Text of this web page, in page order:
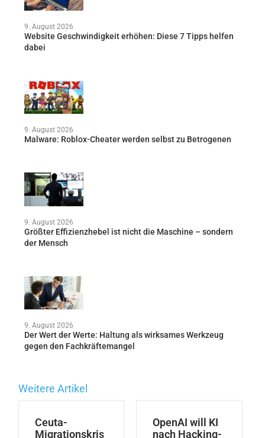
9. August 2026
Website Geschwindigkeit erhöhen: Diese 7 Tipps helfen
dabei
9. August 2026
Malware: Roblox-Cheater werden selbst zu Betrogenen
9. August 2026
Größter Effizienzhebel ist nicht die Maschine – sondern
der Mensch
9. August 2026
Der Wert der Werte: Haltung als wirksames Werkzeug
gegen den Fachkräftemangel
Weitere Artikel
Ceuta-
Migrationskris
OpenAI will KI
nach Hacking-